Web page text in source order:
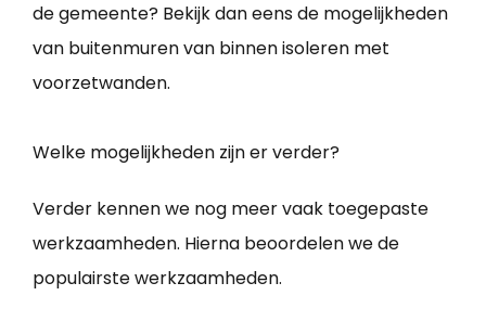
de gemeente? Bekijk dan eens de mogelijkheden
van buitenmuren van binnen isoleren met
voorzetwanden.
Welke mogelijkheden zijn er verder?
Verder kennen we nog meer vaak toegepaste
werkzaamheden. Hierna beoordelen we de
populairste werkzaamheden.